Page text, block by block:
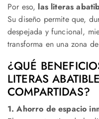
Por eso, las literas
Su diseño permite que,
despejada y funcional,
transforma en una zona
¿QUÉ
LITERAS
COMPARTIDAS?
1. Ahorro de espacio